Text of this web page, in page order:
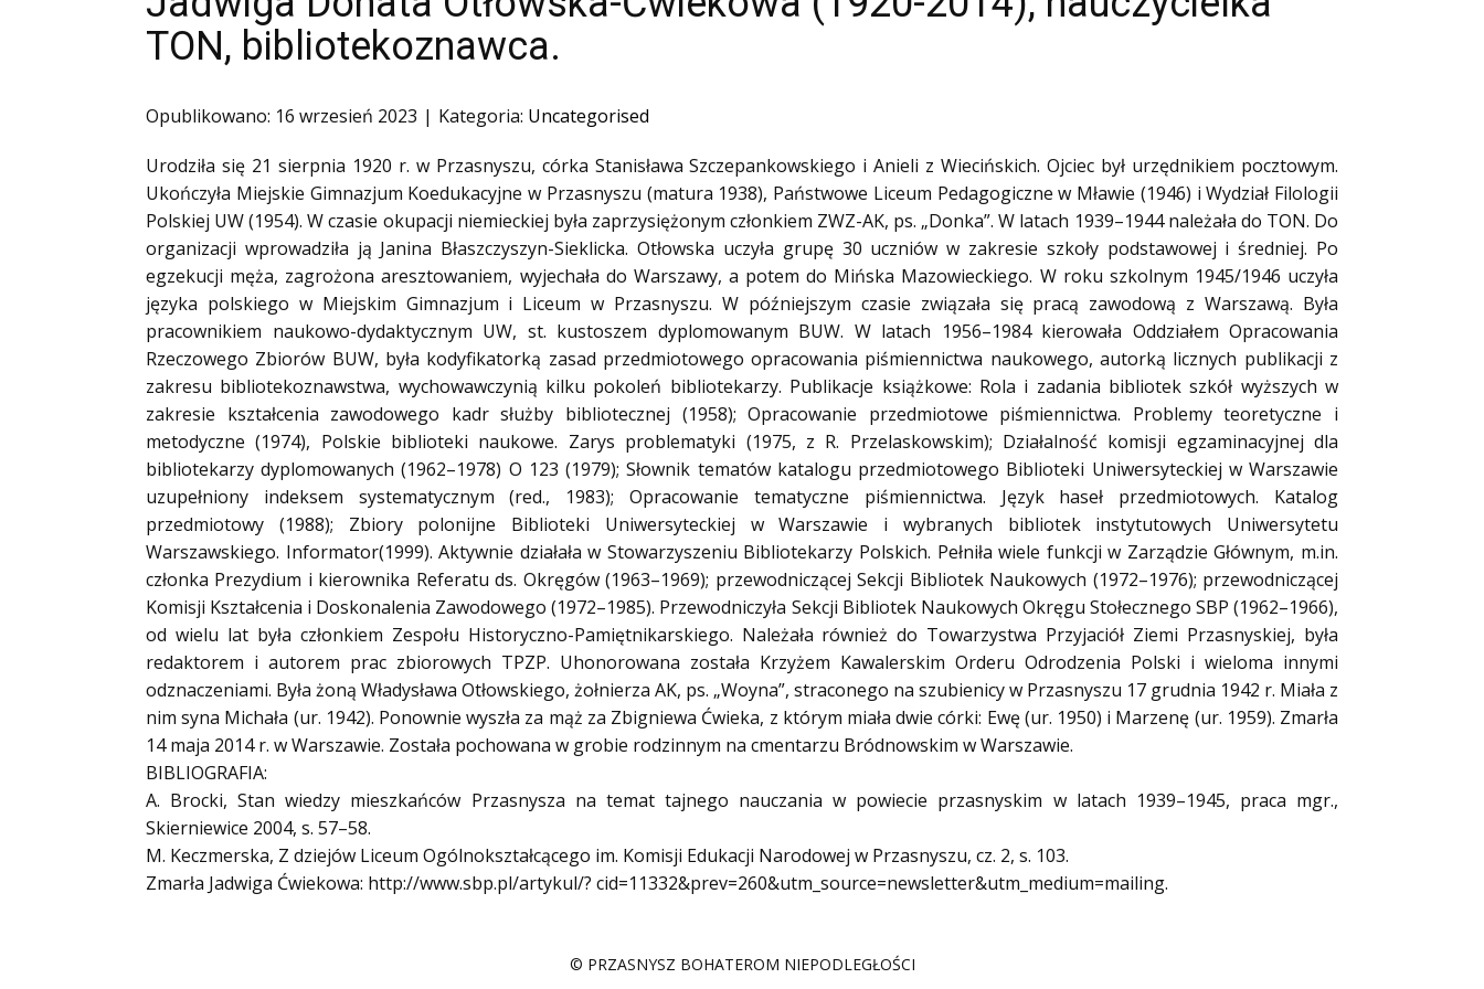
Ofiary zbrodni katyńskiej
Antykomunistyczne podziemie zbrojne
Artyści
Badacze
Społecznicy
TON, bibliotekoznawca.
Opublikowano: 16 wrzesień 2023 Kategoria: Uncategorised
Urodziła się 21 sierpnia 1920 r. w Przasnyszu, córka Stanisława Szczepankowskiego i Anieli z Wiecińskich. Ojciec był urzędnikiem pocztowym.
Ukończyła Miejskie Gimnazjum Koedukacyjne w Przasnyszu (matura 1938), Państwowe Liceum Pedagogiczne w Mławie (1946) i Wydział Filologii
Polskiej UW (1954). W czasie okupacji niemieckiej była zaprzysiężonym członkiem ZWZ-AK, ps. „Donka”. W latach 1939–1944 należała do TON. Do
organizacji wprowadziła ją Janina Błaszczyszyn-Sieklicka. Otłowska uczyła grupę 30 uczniów w zakresie szkoły podstawowej i średniej. Po
egzekucji męża, zagrożona aresztowaniem, wyjechała do Warszawy, a potem do Mińska Mazowieckiego. W roku szkolnym 1945/1946 uczyła
języka polskiego w Miejskim Gimnazjum i Liceum w Przasnyszu. W późniejszym czasie związała się pracą zawodową z Warszawą. Była
pracownikiem naukowo-dydaktycznym UW, st. kustoszem dyplomowanym BUW. W latach 1956–1984 kierowała Oddziałem Opracowania
Rzeczowego Zbiorów BUW, była kodyfikatorką zasad przedmiotowego opracowania piśmiennictwa naukowego, autorką licznych publikacji z
zakresu bibliotekoznawstwa, wychowawczynią kilku pokoleń bibliotekarzy. Publikacje książkowe: Rola i zadania bibliotek szkół wyższych w
zakresie kształcenia zawodowego kadr służby bibliotecznej (1958); Opracowanie przedmiotowe piśmiennictwa. Problemy teoretyczne i
metodyczne (1974), Polskie biblioteki naukowe. Zarys problematyki (1975, z R. Przelaskowskim); Działalność komisji egzaminacyjnej dla
bibliotekarzy dyplomowanych (1962–1978) O 123 (1979); Słownik tematów katalogu przedmiotowego Biblioteki Uniwersyteckiej w Warszawie
uzupełniony indeksem systematycznym (red., 1983); Opracowanie tematyczne piśmiennictwa. Język haseł przedmiotowych. Katalog
przedmiotowy (1988); Zbiory polonijne Biblioteki Uniwersyteckiej w Warszawie i wybranych bibliotek instytutowych Uniwersytetu
Warszawskiego. Informator(1999). Aktywnie działała w Stowarzyszeniu Bibliotekarzy Polskich. Pełniła wiele funkcji w Zarządzie Głównym, m.in.
członka Prezydium i kierownika Referatu ds. Okręgów (1963–1969); przewodniczącej Sekcji Bibliotek Naukowych (1972–1976); przewodniczącej
Komisji Kształcenia i Doskonalenia Zawodowego (1972–1985). Przewodniczyła Sekcji Bibliotek Naukowych Okręgu Stołecznego SBP (1962–1966),
od wielu lat była członkiem Zespołu Historyczno-Pamiętnikarskiego. Należała również do Towarzystwa Przyjaciół Ziemi Przasnyskiej, była
redaktorem i autorem prac zbiorowych TPZP. Uhonorowana została Krzyżem Kawalerskim Orderu Odrodzenia Polski i wieloma innymi
odznaczeniami. Była żoną Władysława Otłowskiego, żołnierza AK, ps. „Woyna”, straconego na szubienicy w Przasnyszu 17 grudnia 1942 r. Miała z
nim syna Michała (ur. 1942). Ponownie wyszła za mąż za Zbigniewa Ćwieka, z którym miała dwie córki: Ewę (ur. 1950) i Marzenę (ur. 1959). Zmarła
14 maja 2014 r. w Warszawie. Została pochowana w grobie rodzinnym na cmentarzu Bródnowskim w Warszawie.
BIBLIOGRAFIA:
A. Brocki, Stan wiedzy mieszkańców Przasnysza na temat tajnego nauczania w powiecie przasnyskim w latach 1939–1945, praca mgr.,
Skierniewice 2004, s. 57–58.
M. Keczmerska, Z dziejów Liceum Ogólnokształcącego im. Komisji Edukacji Narodowej w Przasnyszu, cz. 2, s. 103.
Zmarła Jadwiga Ćwiekowa: http://www.sbp.pl/artykul/? cid=11332&prev=260&utm_source=newsletter&utm_medium=mailing.
© PRZASNYSZ BOHATEROM NIEPODLEGŁOŚCI